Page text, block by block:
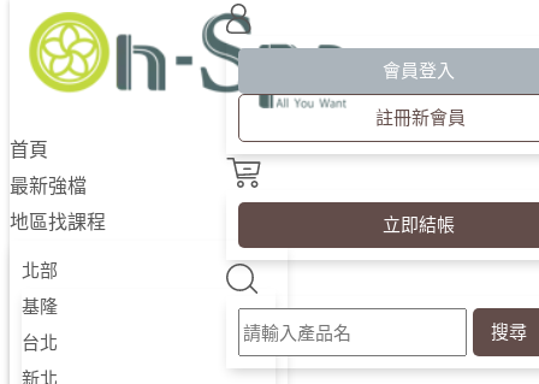
會員登入
註冊新會員
立即結帳
搜尋
首頁
最新強檔
地區找課程
北部
基隆
台北
新北
最新強檔
地區找課程
北部
基隆
台北